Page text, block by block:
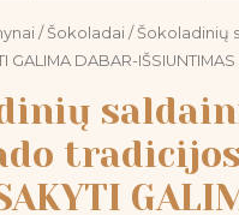
/Šokoladai / Šokoladinių
GALIMA DABAR-